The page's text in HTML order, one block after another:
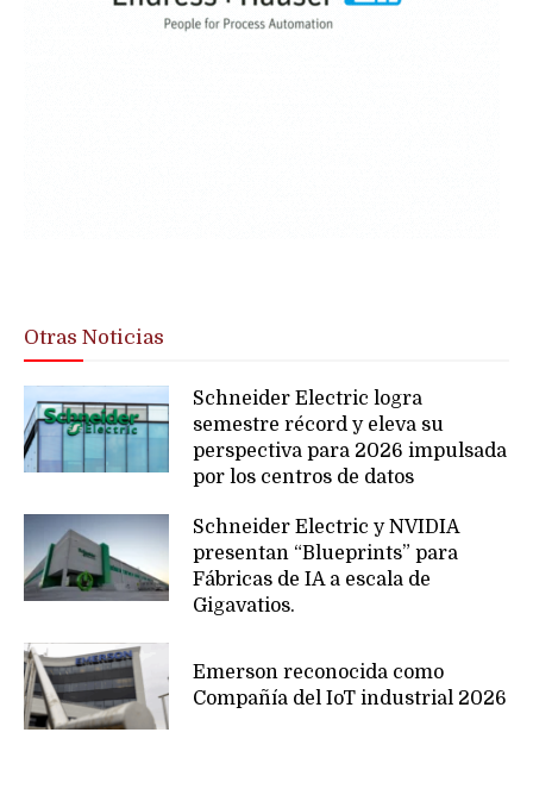
Otras Noticias
Schneider Electric logra
semestre récord y eleva su
perspectiva para 2026 impulsada
por los centros de datos
Schneider Electric y NVIDIA
presentan “Blueprints” para
Fábricas de IA a escala de
Gigavatios.
Emerson reconocida como
Compañía del IoT industrial 2026